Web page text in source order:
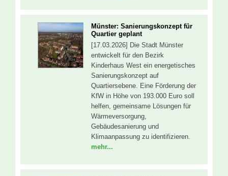
Münster: Sanierungskonzept für
Quartier geplant
[17.03.2026] Die Stadt Münster
entwickelt für den Bezirk
Kinderhaus West ein energetisches
Sanierungskonzept auf
Quartiersebene. Eine Förderung der
KfW in Höhe von 193.000 Euro soll
helfen, gemeinsame Lösungen für
Wärmeversorgung,
Gebäudesanierung und
Klimaanpassung zu identifizieren.
mehr...